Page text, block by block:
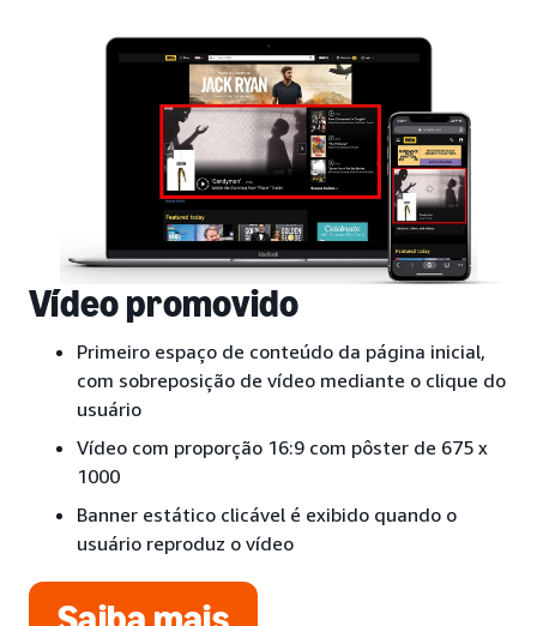
Vídeo promovido
Primeiro espaço de conteúdo da página inicial,
com sobreposição de vídeo mediante o clique do
usuário
Vídeo com proporção 16:9 com pôster de 675 x
1000
Banner estático clicável é exibido quando o
usuário reproduz o vídeo